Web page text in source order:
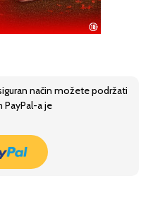
način možete podržati
PayPal-a je